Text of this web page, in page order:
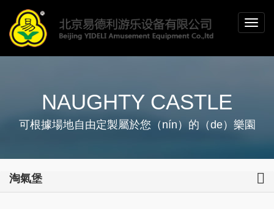
NAUGHTY CASTLE
可根據場地自由定製屬於您（nín）的（de）樂園
淘氣堡